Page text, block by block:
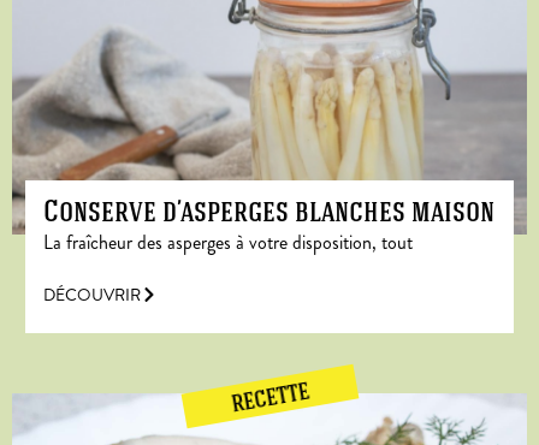
Conserve d’asperges blanches maison
La fraîcheur des asperges à votre disposition, tout
DÉCOUVRIR
RECETTE